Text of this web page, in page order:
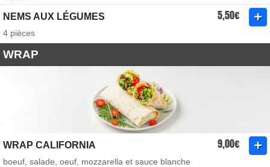
NEMS AUX LÉGUMES 5,50€
4 pièces
WRAP
WRAP CALIFORNIA 9,00€
boeuf, salade, oeuf, mozzarella et sauce blanche